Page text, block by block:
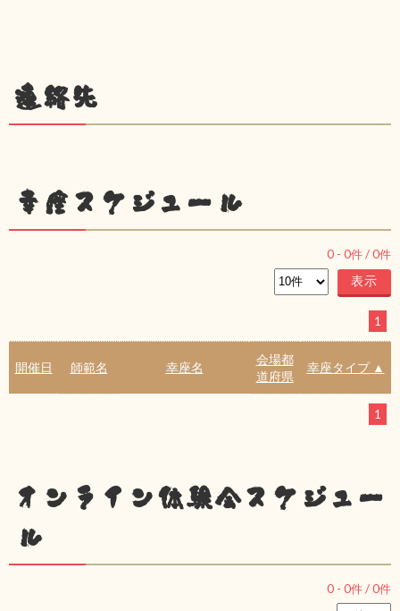
連絡先
幸座スケジュール
0 - 0件 /0件
1
開催日 師範名 幸座名
会場都
道府県
幸座タイプ ▲
1
オンライン体験会スケジュー
ル
0 - 0件 /0件